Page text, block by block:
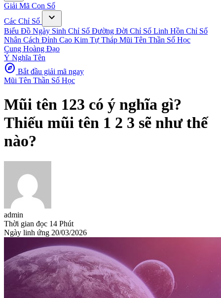
Giải Mã Con Số
Các Chỉ Số
expand_more
Biểu Đồ Ngày Sinh Chỉ Số Đường Đời Chỉ Số Linh Hồn Chỉ Số
Nhân Cách Đỉnh Cao Kim Tự Tháp Mũi Tên Thần Số Học
Cung Hoàng Đạo
Ý Nghĩa Tên
explore Bắt đầu giải mã ngay
Mũi Tên Thần Số Học
Mũi tên 123 có ý nghĩa gì?
Thiếu mũi tên 1 2 3 sẽ như thế
nào?
admin
Thời gian đọc 14 Phút
Ngày linh ứng 20/03/2026